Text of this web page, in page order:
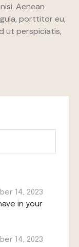
Aenean
porttitor eu,
ut perspiciatis,
14, 2023
in your
14, 2023